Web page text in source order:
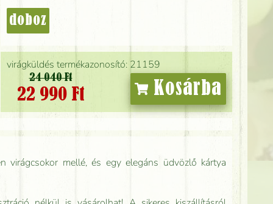
virágküldés termékazonosító: 21159
24 040 Ft
22 990 Ft Kosárba
doboz
virágcsokor mellé, és egy elegáns üdvözlő kártya